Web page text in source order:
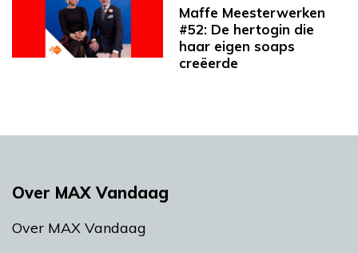
Maffe Meesterwerken
#52: De hertogin die
haar eigen soaps
creëerde
Over MAX Vandaag
Over MAX Vandaag